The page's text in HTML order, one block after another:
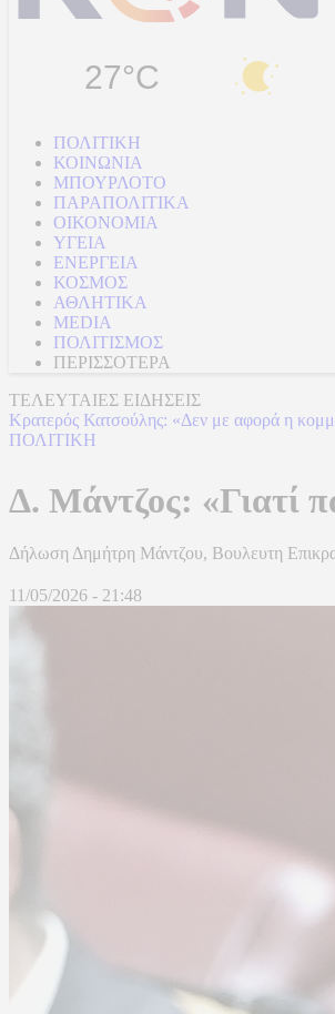
27°C
ΠΟΛΙΤΙΚΗ
ΚΟΙΝΩΝΙΑ
ΜΠΟΥΡΛΟΤΟ
ΠΑΡΑΠΟΛΙΤΙΚΑ
ΟΙΚΟΝΟΜΙΑ
ΥΓΕΙΑ
ΕΝΕΡΓΕΙΑ
ΚΟΣΜΟΣ
ΑΘΛΗΤΙΚΑ
MEDIA
ΠΟΛΙΤΙΣΜΟΣ
ΠΕΡΙΣΣΟΤΕΡΑ
ΤΕΛΕΥΤΑΙΕΣ ΕΙΔΗΣΕΙΣ
Κρατερός Κατσούλης: «Δεν με αφορά η
ΟΗΕ: Ο φόβος για Ελ Νίνιο και η
Δ. Μάντζος: «Γιατί